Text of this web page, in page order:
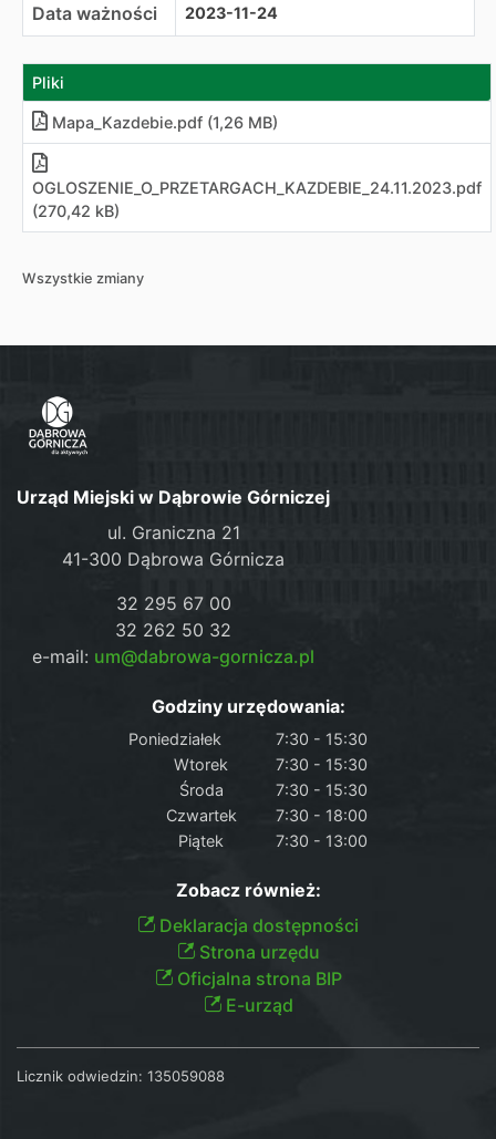
Data ważności 2023-11-24
Pliki
Mapa_Kazdebie.pdf (1,26 MB)
OGLOSZENIE_O_PRZETARGACH_KAZDEBIE_24.11.2023.pdf
(270,42 kB)
Wszystkie zmiany
Urząd Miejski w Dąbrowie Górniczej
ul. Graniczna 21
41-300 Dąbrowa Górnicza
32 295 67 00
32 262 50 32
e-mail: um@dabrowa-gornicza.pl
Godziny urzędowania:
Poniedziałek
7:30 - 15:30
Wtorek
7:30 - 15:30
Środa
7:30 - 15:30
Czwartek
7:30 - 18:00
Piątek
7:30 - 13:00
Zobacz również:
Deklaracja dostępności
Strona urzędu
Oficjalna strona BIP
E-urząd
Licznik odwiedzin: 135059088